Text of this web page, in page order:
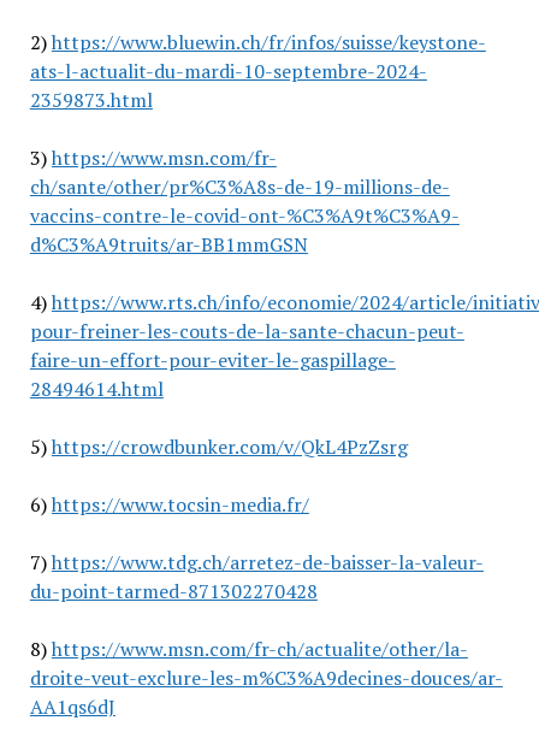
2)https://www.bluewin.ch/fr/infos/suisse/keystone-
ats-l-actualit-du-mardi-10-septembre-2024-
2359873.html
3)https://www.msn.com/fr-
ch/sante/other/pr%C3%A8s-de-19-millions-de-
vaccins-contre-le-covid-ont-%C3%A9t%C3%A9-
d%C3%A9truits/ar-BB1mmGSN
4)https://www.rts.ch/info/economie/2024/article/
pour-freiner-les-couts-de-la-sante-chacun-peut-
faire-un-effort-pour-eviter-le-gaspillage-
28494614.html
5)https://crowdbunker.com/v/QkL4PzZsrg
6)https://www.tocsin-media.fr/
7)https://www.tdg.ch/arretez-de-baisser-la-valeur-
du-point-tarmed-871302270428
8)https://www.msn.com/fr-ch/actualite/other/la-
droite-veut-exclure-les-m%C3%A9decines-douces/ar-
AA1qs6dJ